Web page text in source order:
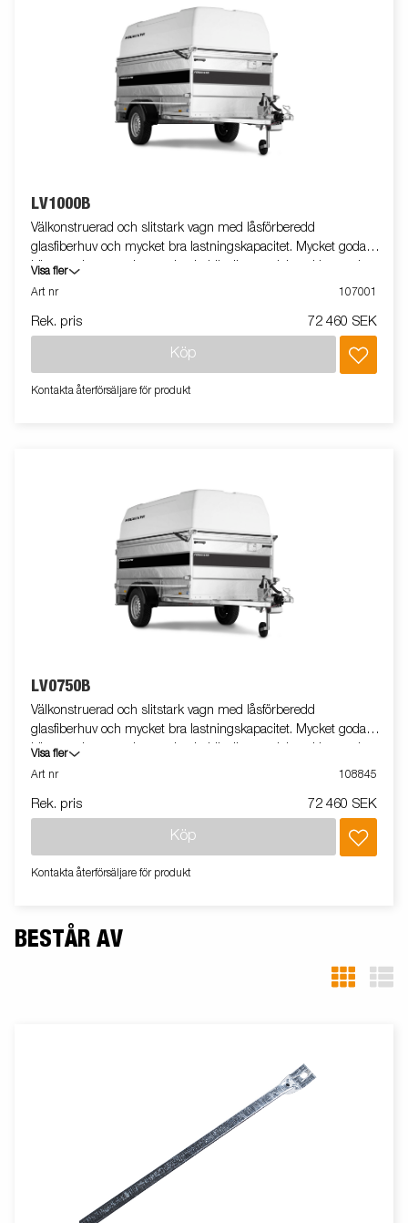
LV1000B
Välkonstruerad och slitstark vagn med låsförberedd
glasfiberhuv och mycket bra lastningskapacitet. Mycket goda
köregenskaper tack vare den behändiga storleken. Utrustade
med 80 cm höga lämmar, stödhjul och sidohängd bakdörr.
extra kostnad. Vagnen på bilden kan vara extrautrustad.
Visa fler
Art nr
107001
Rek. pris 72 460 SEK
Köp
Kontakta återförsäljare för produkt
LV0750B
Välkonstruerad och slitstark vagn med låsförberedd
glasfiberhuv och mycket bra lastningskapacitet. Mycket goda
köregenskaper tack vare den behändiga storleken. Utrustade
med 80 cm höga lämmar, stödhjul och sidohängd bakdörr.
Visa fler
Art nr
108845
Rek. pris 72 460 SEK
Köp
Kontakta återförsäljare för produkt
BESTÅR AV